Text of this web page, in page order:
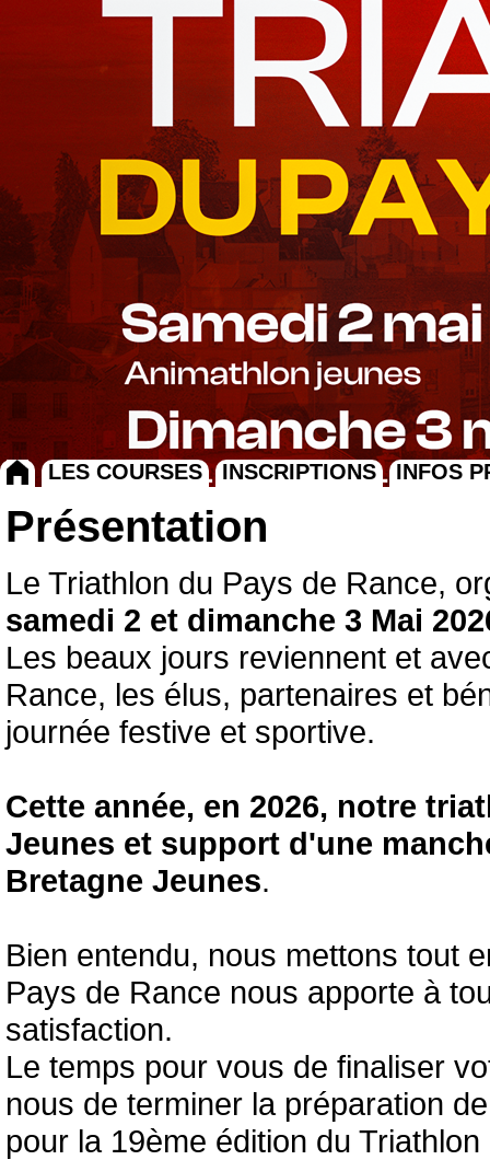
LES COURSES INSCRIPTIONS INFOS
Présentation
Le Triathlon du Pays de Rance,
samedi 2 et dimanche 3 Mai
Les beaux jours reviennent et
Rance, les élus, partenaires et
journée festive et sportive.
Cette année, en 2026, notre
Jeunes et support d'une
Bretagne Jeunes.
Bien entendu, nous mettons tout
Pays de Rance nous apporte à
satisfaction.
Le temps pour vous de finaliser
nous de terminer la préparation
pour la 19ème édition du